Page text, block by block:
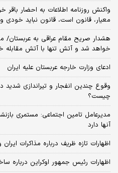
واکنش روزنامه اطلاعات به احضار باقر
معیار، قانون است، قانون نباید خودی
هشدار صریح مقام عراقی به عربستان/
خواهد شد و آتش تنها با آتش مقابله
ادعای وزارت خارجه عربستان علیه ایران
وقوع چندین انفجار و تیراندازی شدید
چیست؟
مدیرعامل تامین اجتماعی: مستمری
آنها دارد
اظهارات تازه ظریف درباره مذاکرات ایران
اظهارات رئیس جمهور اوکراین درباره